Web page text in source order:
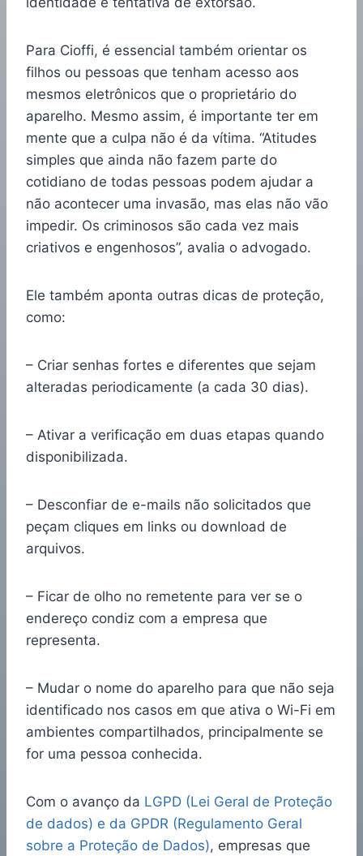
Para Cioffi, é essencial também orientar os
filhos ou pessoas que tenham acesso aos
mesmos eletrônicos que o proprietário do
aparelho. Mesmo assim, é importante ter em
mente que a culpa não é da vítima. “Atitudes
simples que ainda não fazem parte do
cotidiano de todas pessoas podem ajudar a
não acontecer uma invasão, mas elas não vão
impedir. Os criminosos são cada vez mais
criativos e engenhosos”, avalia o advogado.
Ele também aponta outras dicas de proteção,
como:
– Criar senhas fortes e diferentes que sejam
alteradas periodicamente (a cada 30 dias).
– Ativar a verificação em duas etapas quando
disponibilizada.
– Desconfiar de e-mails não solicitados que
peçam cliques em links ou download de
arquivos.
– Ficar de olho no remetente para ver se o
endereço condiz com a empresa que
representa.
– Mudar o nome do aparelho para que não seja
identificado nos casos em que ativa o Wi-Fi em
ambientes compartilhados, principalmente se
for uma pessoa conhecida.
Com o avanço da LGPD (Lei Geral de Proteção
de dados) e da GPDR (Regulamento Geral
sobre a Proteção de Dados), empresas que